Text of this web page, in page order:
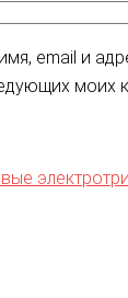
email и
моих